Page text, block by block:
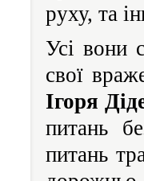
руху, та
Усі вони
свої
Ігоря
питань
питань